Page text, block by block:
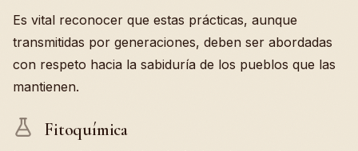
Es vital reconocer que estas prácticas, aunque
transmitidas por generaciones, deben ser abordadas
con respeto hacia la sabiduría de los pueblos que las
mantienen.
Fitoquímica